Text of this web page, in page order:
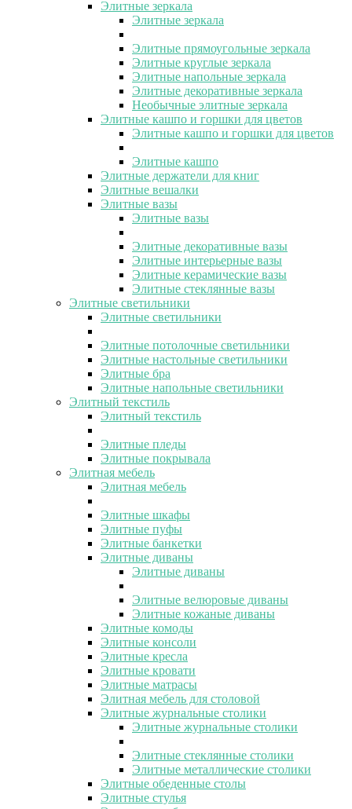
Элитные зеркала
Элитные зеркала
Элитные прямоугольные зеркала
Элитные круглые зеркала
Элитные напольные зеркала
Элитные декоративные зеркала
Необычные элитные зеркала
Элитные кашпо и горшки для цветов
Элитные кашпо и горшки для цветов
Элитные кашпо
Элитные держатели для книг
Элитные вешалки
Элитные вазы
Элитные вазы
Элитные декоративные вазы
Элитные интерьерные вазы
Элитные керамические вазы
Элитные стеклянные вазы
Элитные светильники
Элитные светильники
Элитные потолочные светильники
Элитные настольные светильники
Элитные бра
Элитные напольные светильники
Элитный текстиль
Элитный текстиль
Элитные пледы
Элитные покрывала
Элитная мебель
Элитная мебель
Элитные шкафы
Элитные пуфы
Элитные банкетки
Элитные диваны
Элитные диваны
Элитные велюровые диваны
Элитные кожаные диваны
Элитные комоды
Элитные консоли
Элитные кресла
Элитные кровати
Элитные матрасы
Элитная мебель для столовой
Элитные журнальные столики
Элитные журнальные столики
Элитные стеклянные столики
Элитные металлические столики
Элитные обеденные столы
Элитные стулья